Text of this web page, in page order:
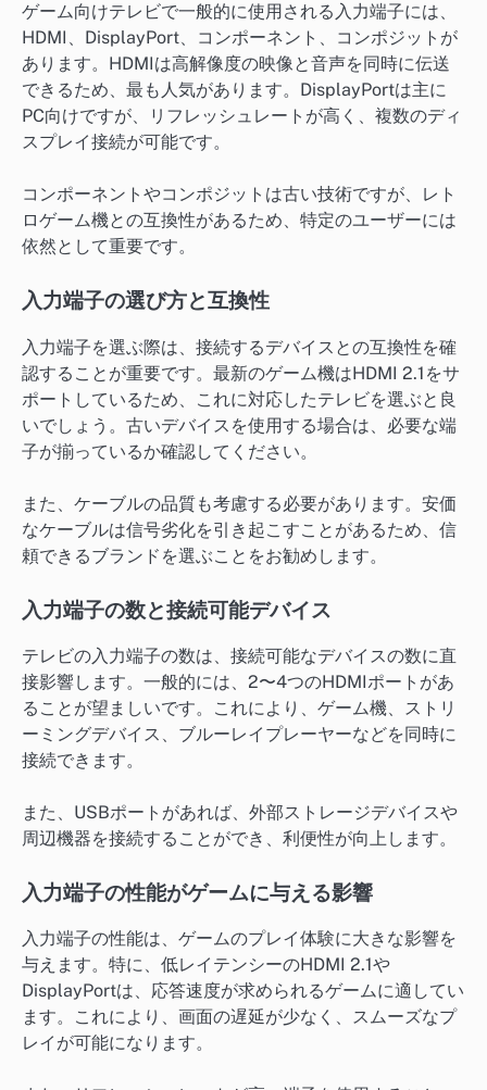
ゲーム向けテレビで一般的に使用される入力端子には、
HDMI、DisplayPort、コンポーネント、コンポジットが
あります。HDMIは高解像度の映像と音声を同時に伝送
できるため、最も人気があります。DisplayPortは主に
PC向けですが、リフレッシュレートが高く、複数のディ
スプレイ接続が可能です。
コンポーネントやコンポジットは古い技術ですが、レト
ロゲーム機との互換性があるため、特定のユーザーには
依然として重要です。
入力端子の選び方と互換性
入力端子を選ぶ際は、接続するデバイスとの互換性を確
認することが重要です。最新のゲーム機はHDMI 2.1をサ
ポートしているため、これに対応したテレビを選ぶと良
いでしょう。古いデバイスを使用する場合は、必要な端
子が揃っているか確認してください。
また、ケーブルの品質も考慮する必要があります。安価
なケーブルは信号劣化を引き起こすことがあるため、信
頼できるブランドを選ぶことをお勧めします。
入力端子の数と接続可能デバイス
テレビの入力端子の数は、接続可能なデバイスの数に直
接影響します。一般的には、2〜4つのHDMIポートがあ
ることが望ましいです。これにより、ゲーム機、ストリ
ーミングデバイス、ブルーレイプレーヤーなどを同時に
接続できます。
また、USBポートがあれば、外部ストレージデバイスや
周辺機器を接続することができ、利便性が向上します。
入力端子の性能がゲームに与える影響
入力端子の性能は、ゲームのプレイ体験に大きな影響を
与えます。特に、低レイテンシーのHDMI 2.1や
DisplayPortは、応答速度が求められるゲームに適してい
ます。これにより、画面の遅延が少なく、スムーズなプ
レイが可能になります。